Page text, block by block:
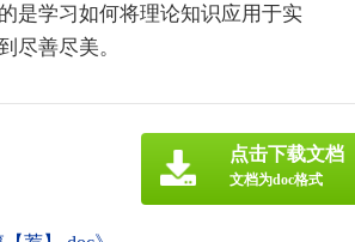
是学习如何将理论知识应用于实
尽善尽美。
点击下载文档
文档为doc格式